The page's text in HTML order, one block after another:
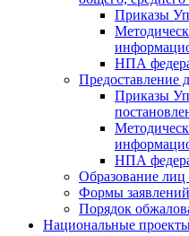
Приказы
НПА
Предоставление
Приказы
НПА
Образование
Формы заявлений
Порядок
Национальные